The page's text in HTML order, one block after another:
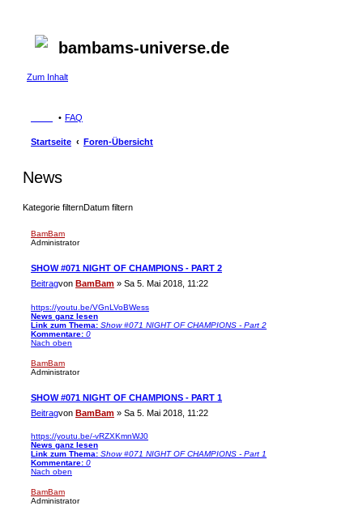
bambams-universe.de
Zum Inhalt
FAQ
Startseite Foren-Übersicht
News
Kategorie filternDatum filtern
BamBam
Administrator
SHOW #071 NIGHT OF CHAMPIONS - PART 2
Beitragvon BamBam » Sa 5. Mai 2018, 11:22
https://youtu.be/VGnLVoBWess
News ganz lesen
Link zum Thema: Show #071 NIGHT OF CHAMPIONS - Part 2
Kommentare: 0
Nach oben
BamBam
Administrator
SHOW #071 NIGHT OF CHAMPIONS - PART 1
Beitragvon BamBam » Sa 5. Mai 2018, 11:22
https://youtu.be/-vRZXKmnWJ0
News ganz lesen
Link zum Thema: Show #071 NIGHT OF CHAMPIONS - Part 1
Kommentare: 0
Nach oben
BamBam
Administrator